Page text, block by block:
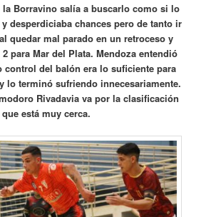
Borravino salía a buscarlo como si lo
desperdiciaba chances pero de tanto ir
quedar mal parado en un retroceso y
para Mar del Plata. Mendoza entendió
control del balón era lo suficiente para
lo terminó sufriendo innecesariamente.
Rivadavia va por la clasificación
que está muy cerca.